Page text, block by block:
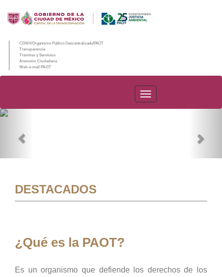
CDMX/Organismo Público Descentralizado/PAOT
Transparencia
Trámites y Servicios
Atención Ciudadana
Web e-mail PAOT
PAOT
DESTACADOS
¿Qué es la PAOT?
Es un organismo que defiende los derechos de los